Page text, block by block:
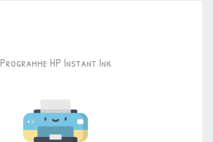
Programme HP Instant Ink